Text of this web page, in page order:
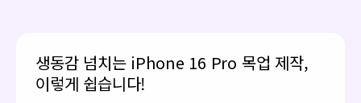
생동감 넘치는 iPhone 16 Pro 목업 제작,
이렇게 쉽습니다!